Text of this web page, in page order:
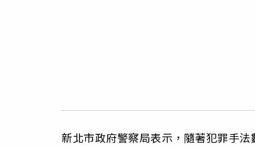
新北市政府警察局表示，隨著犯罪手